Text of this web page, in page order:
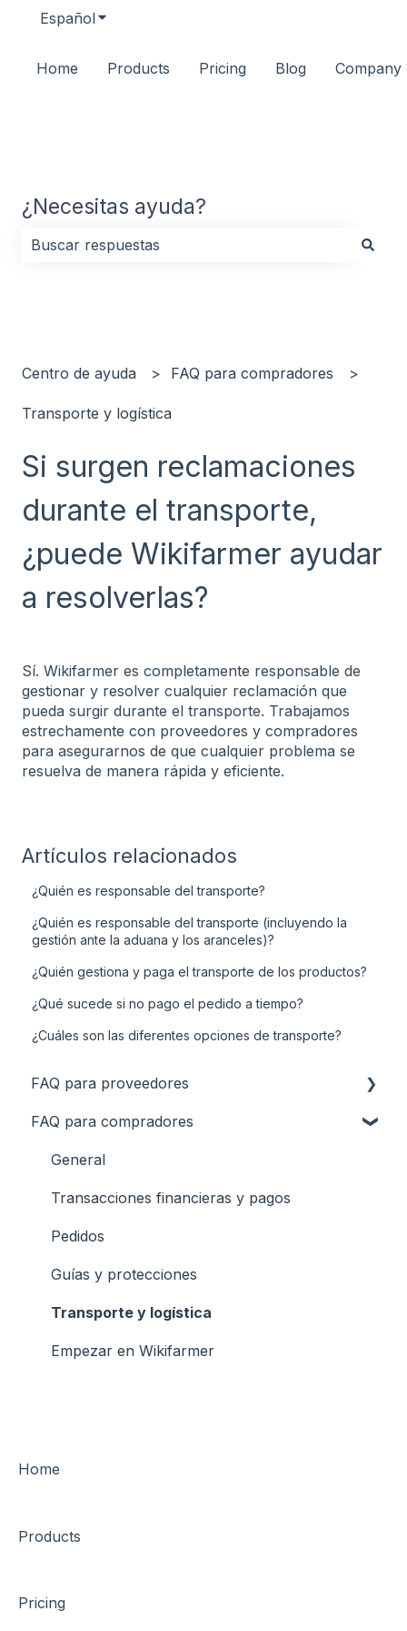
EspañolTraducciones de Mostrar submenú de
Home Products Pricing Blog Company
¿Necesitas ayuda?
Centro de ayuda FAQ para compradores
Transporte y logística
Si surgen reclamaciones
durante el transporte,
¿puede Wikifarmer ayudar
a resolverlas?
Sí. Wikifarmer es completamente responsable de
gestionar y resolver cualquier reclamación que
pueda surgir durante el transporte. Trabajamos
estrechamente con proveedores y compradores
para asegurarnos de que cualquier problema se
resuelva de manera rápida y eficiente.
Artículos relacionados
¿Quién es responsable del transporte?
¿Quién es responsable del transporte (incluyendo la
gestión ante la aduana y los aranceles)?
¿Quién gestiona y paga el transporte de los productos?
¿Qué sucede si no pago el pedido a tiempo?
¿Cuáles son las diferentes opciones de transporte?
FAQ para proveedores
Subir productos
Transporte y logística
Pagos y reembolsos
General
Pedidos
Guías y protecciones
Inscripciones
FAQ para compradores
General
Transacciones financieras y pagos
Pedidos
Guías y protecciones
Transporte y logística
Empezar en Wikifarmer
Home
Products
Pricing